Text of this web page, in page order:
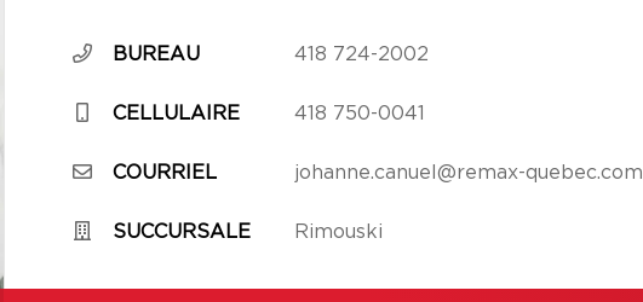
BUREAU 418 724-2002
CELLULAIRE 418 750-0041
COURRIEL johanne.canuel@remax-quebec.com
SUCCURSALE Rimouski